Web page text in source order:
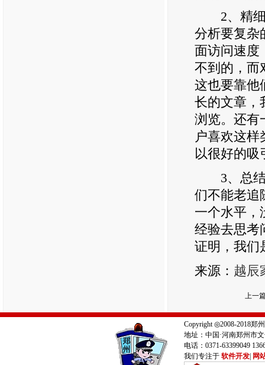
2、精细
分析要复杂
面访问速度
不到的，而
这也要靠他
长的文章，
浏览。还有
户喜欢这
以很好的吸
3、总结
们不能老追
一个水平，
经验去思考
证明，我们
来源： 越辰
上一
Copyright ◎2008-2018郑
地址：中国·河南郑州市
电话：0371-63399049
我们专注于 软件开发 网